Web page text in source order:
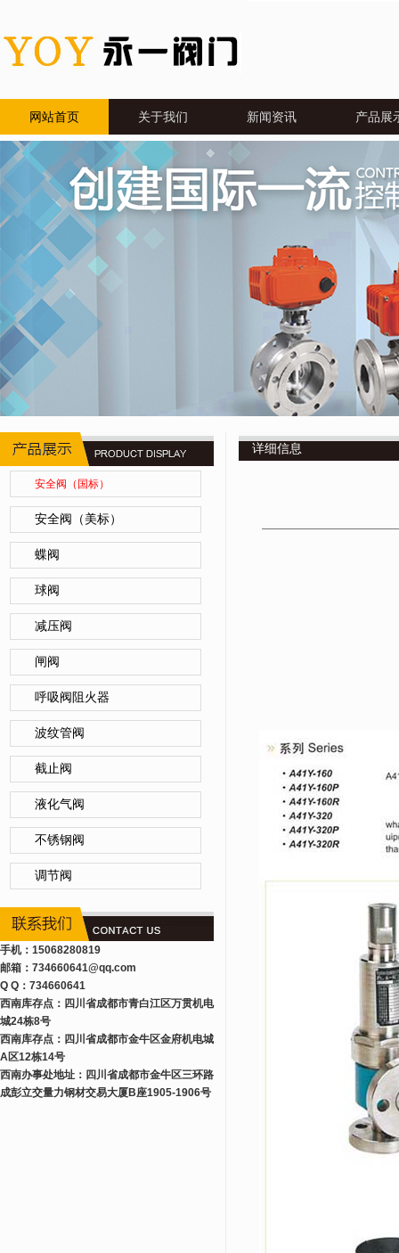
网站首页 关于我们 新闻资讯 产品展
安全阀（国标）
安全阀（美标）
蝶阀
球阀
减压阀
闸阀
呼吸阀阻火器
波纹管阀
截止阀
液化气阀
不锈钢阀
调节阀
手机：15068280819
邮箱：734660641@qq.com
Q Q：734660641
西南库存点：四川省成都市青白江区万贯机电
城24栋8号
西南库存点：四川省成都市金牛区金府机电城
A区12栋14号
西南办事处地址：四川省成都市金牛区三环路
成彭立交量力钢材交易大厦B座1905-1906号
详细信息